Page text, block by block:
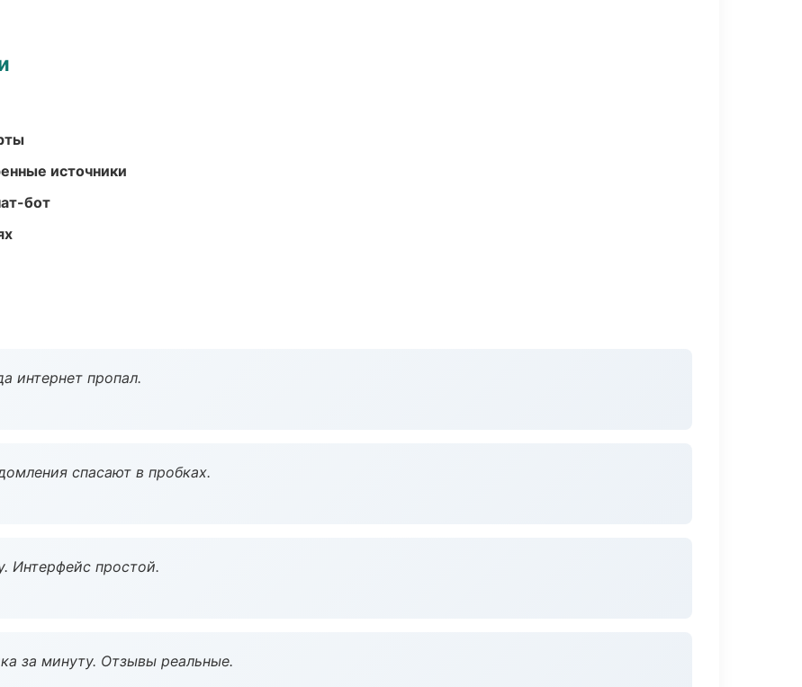
источники
бот
интернет пропал.
спасают в пробках.
Интерфейс простой.
за минуту. Отзывы реальные.